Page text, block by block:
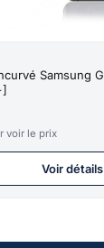
Samsung
voir le prix
Voir détails